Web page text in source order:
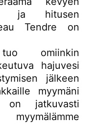
ja hitusen
Tendre on
omiinkin
hajuvesi
jälkeen
myymäni
jatkuvasti